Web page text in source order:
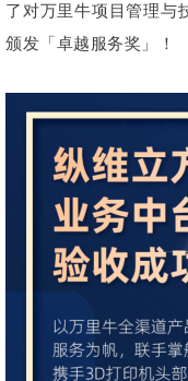
了对万里牛项目管理与
颁发「卓越服务奖」！